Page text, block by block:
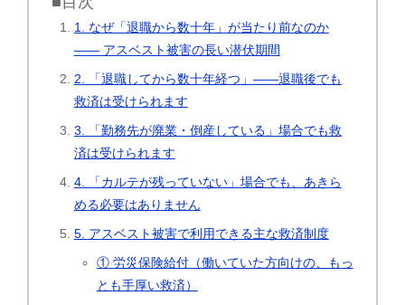
1. なぜ「退職から数十年」が当たり前なのか
―― アスベスト被害の長い潜伏期間
2. 「退職してから数十年経つ」――退職後でも
救済は受けられます
3. 「勤務先が廃業・倒産している」場合でも救
済は受けられます
4. 「カルテが残っていない」場合でも、あきら
める必要はありません
5. アスベスト被害で利用できる主な救済制度
① 労災保険給付（働いていた方向けの、もっ
とも手厚い救済）